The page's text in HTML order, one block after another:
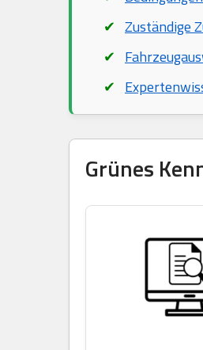
Zuständige
Grünes